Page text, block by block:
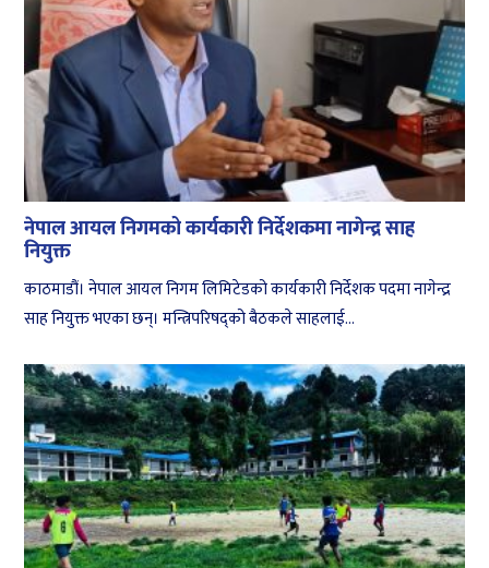
नेपाल आयल निगमको कार्यकारी निर्देशकमा नागेन्द्र साह
नियुक्त
काठमाडौं। नेपाल आयल निगम लिमिटेडको कार्यकारी निर्देशक पदमा नागेन्द्र
साह नियुक्त भएका छन्। मन्त्रिपरिषद्को बैठकले साहलाई...